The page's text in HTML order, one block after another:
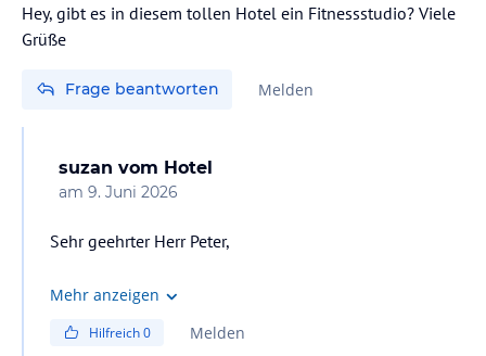
Hey, gibt es in diesem tollen Hotel ein Fitnessstudio? Viele
Grüße
Frage beantworten Melden
suzan vom Hotel
am 9. Juni 2026
Sehr geehrter Herr Peter,
vielen Dank für Ihre Anfrage. Ja, unser Hotel verfügt
Mehr anzeigen
Hilfreich0 Melden